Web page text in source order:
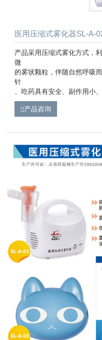
医用压缩式雾化器SL-A-
产品采用压缩式雾化方式，
微
的雾状颗粒，伴随自然呼吸
针
、吃药具有安全、副作用小
产品咨询